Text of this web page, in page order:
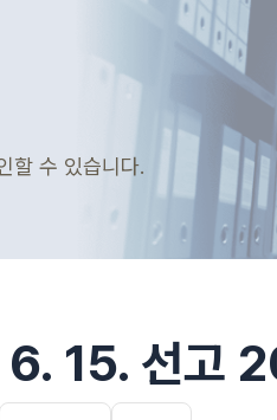
할 수 있습니다.
15. 선고